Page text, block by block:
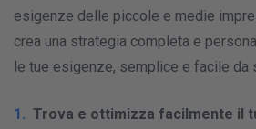
esigenze delle piccole e medie
crea una strategia completa e
le tue esigenze, semplice e facile da
Trova e ottimizza facilmente il